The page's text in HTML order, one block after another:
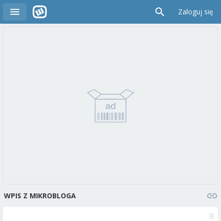
Zaloguj się
WPIS Z MIKROBLOGA